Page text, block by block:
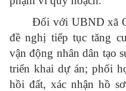
Đối với UBND xã
đề nghị tiếp tục tăng
vận động nhân dân tạo
triển khai dự án; phối
hồi đất, xác nhận hồ